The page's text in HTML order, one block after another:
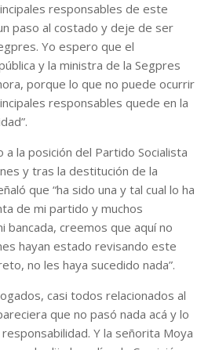
responsables de este
paso al costado y deje de ser
Yo espero que el
y la ministra de la Segpres
porque lo que no puede ocurrir
responsables quede en la
la posición del Partido Socialista
y tras la destitución de la
que “ha sido una y tal cual lo ha
de mi partido y muchos
bancada, creemos que aquí no
hayan estado revisando este
no les haya sucedido nada”.
casi todos relacionados al
que no pasó nada acá y lo
Y la señorita Moya